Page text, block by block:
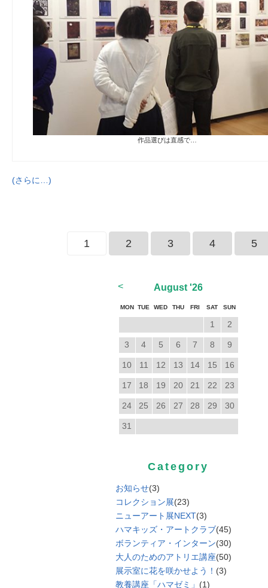
作品選びは直感で…
(さらに…)
1 2 3 4 5
< August '26
MON TUE WED THU FRI SAT SUN
1 2
3 4 5 6 7 8 9
10 11 12 13 14 15 16
17 18 19 20 21 22 23
24 25 26 27 28 29 30
31
Category
お知らせ(3)
コレクション展(23)
ニューアート展NEXT(3)
ハマキッズ・アートクラブ(45)
ボランティア・インターン(30)
大人のためのアトリエ講座(50)
展示室に花を咲かせよう！ (3)
教養講座「ハマゼミ」 (1)